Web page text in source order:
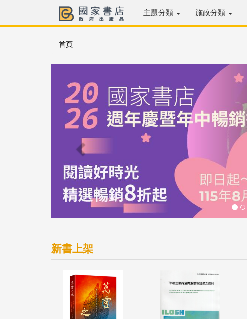
主題分類 施政分類
首頁
新書上架